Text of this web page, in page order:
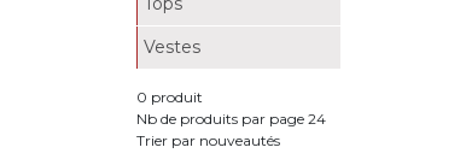
Vestes
0 produit
Nb de produits par page 24
Trier par nouveautés